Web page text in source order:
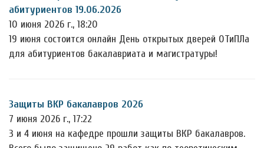
абитуриентов 19.06.2026
10 июня 2026 г., 18:20
19 июня состоится онлайн День открытых дверей ОТиПЛа
для абитуриентов бакалавриата и магистратуры!
Защиты ВКР бакалавров 2026
7 июня 2026 г., 17:22
3 и 4 июня на кафедре прошли защиты ВКР бакалавров.